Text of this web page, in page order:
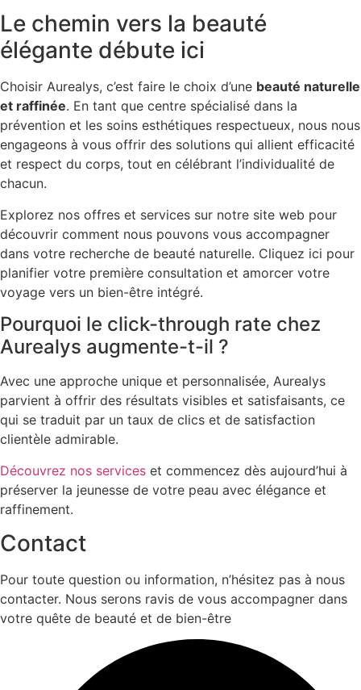
Le chemin vers la beauté
élégante débute ici
Choisir Aurealys, c’est faire le choix d’une beauté naturelle
et raffinée. En tant que centre spécialisé dans la
prévention et les soins esthétiques respectueux, nous nous
engageons à vous offrir des solutions qui allient efficacité
et respect du corps, tout en célébrant l’individualité de
chacun.
Explorez nos offres et services sur notre site web pour
découvrir comment nous pouvons vous accompagner
dans votre recherche de beauté naturelle. Cliquez ici pour
planifier votre première consultation et amorcer votre
voyage vers un bien-être intégré.
Pourquoi le click-through rate chez
Aurealys augmente-t-il ?
Avec une approche unique et personnalisée, Aurealys
parvient à offrir des résultats visibles et satisfaisants, ce
qui se traduit par un taux de clics et de satisfaction
clientèle admirable.
Découvrez nos services et commencez dès aujourd’hui à
préserver la jeunesse de votre peau avec élégance et
raffinement.
Contact
Pour toute question ou information, n’hésitez pas à nous
contacter. Nous serons ravis de vous accompagner dans
votre quête de beauté et de bien-être